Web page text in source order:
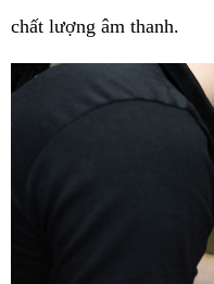
chất lượng âm thanh.